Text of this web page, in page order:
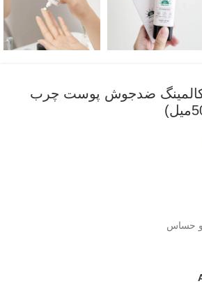
کالمینگ ضدجوش پوست چرب
حساس